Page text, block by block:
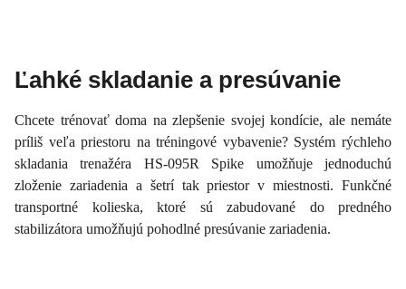
Ľahké skladanie a presúvanie
Chcete trénovať doma na zlepšenie svojej kondície, ale nemáte
príliš veľa priestoru na tréningové vybavenie? Systém rýchleho
skladania trenažéra HS-095R Spike umožňuje jednoduchú
zloženie zariadenia a šetrí tak priestor v miestnosti. Funkčné
transportné kolieska, ktoré sú zabudované do predného
stabilizátora umožňujú pohodlné presúvanie zariadenia.